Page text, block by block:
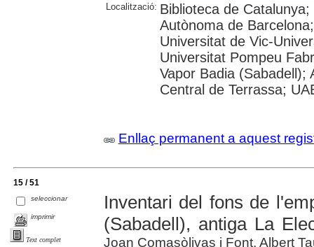
Localització: Biblioteca de
Autònoma de
Universitat de Vic-
Universitat Pompeu
Vapor Badia (Sabadell);
Central de Terrassa;
Enllaç permanent a aquest
15 / 51
seleccionar
imprimir
Text complet
Inventari del fons de
(Sabadell), antiga La
Joan Comasòlivas i Font, Albert